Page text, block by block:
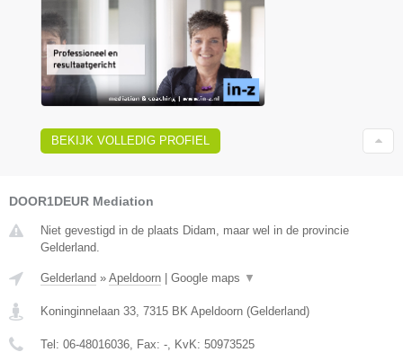
BEKIJK VOLLEDIG PROFIEL
DOOR1DEUR Mediation
Niet gevestigd in de plaats Didam, maar wel in de provincie
Gelderland.
Gelderland » Apeldoorn Google maps ▼
Koninginnelaan 33 7315 BK Apeldoorn (Gelderland)
Tel: 06-48016036 , Fax: - , KvK: 50973525